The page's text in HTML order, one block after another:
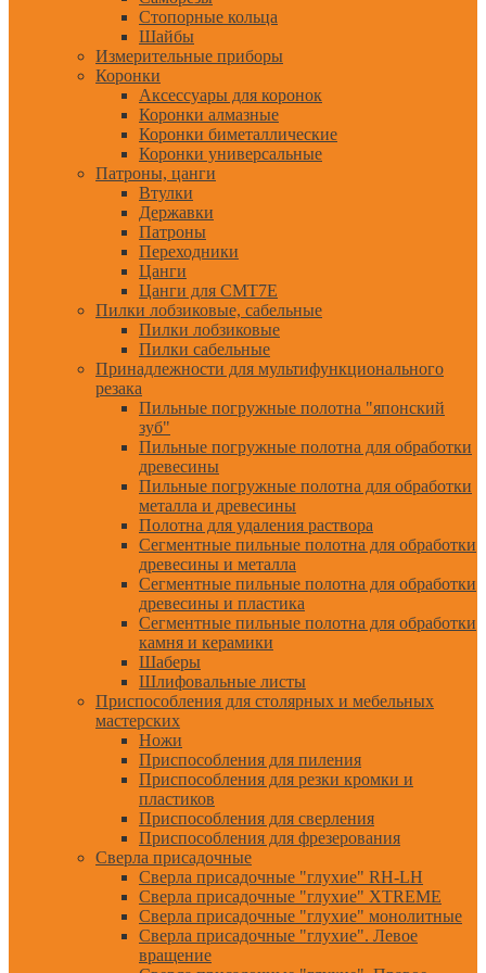
Стопорные кольца
Шайбы
Измерительные приборы
Коронки
Аксессуары для коронок
Коронки алмазные
Коронки биметаллические
Коронки универсальные
Патроны, цанги
Втулки
Державки
Патроны
Переходники
Цанги
Цанги для CMT7E
Пилки лобзиковые, сабельные
Пилки лобзиковые
Пилки сабельные
Принадлежности для мультифункционального
резака
Пильные погружные полотна "японский
зуб"
Пильные погружные полотна для обработки
древесины
Пильные погружные полотна для обработки
металла и древесины
Полотна для удаления раствора
Сегментные пильные полотна для обработки
древесины и металла
Сегментные пильные полотна для обработки
древесины и пластика
Сегментные пильные полотна для обработки
камня и керамики
Шаберы
Шлифовальные листы
Приспособления для столярных и мебельных
мастерских
Ножи
Приспособления для пиления
Приспособления для резки кромки и
пластиков
Приспособления для сверления
Приспособления для фрезерования
Сверла присадочные
Сверла присадочные "глухие" RH-LH
Сверла присадочные "глухие" XTREME
Сверла присадочные "глухие" монолитные
Сверла присадочные "глухие". Левое
вращение